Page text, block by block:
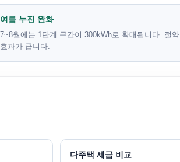
여름 누진 완화
7~8월에는 1단계 구간이 300kWh로 확대됩니다. 절약
효과가 큽니다.
다주택 세금 비교